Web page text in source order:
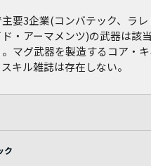
要3企業(コンバテック、ラ
・アーマメンツ)の武器は該
マグ武器を製造するコア・
キル雑誌は存在しない。
ク